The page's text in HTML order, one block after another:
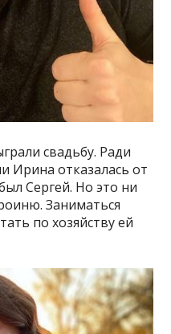
свадьбу. Ради
Ирина отказалась от
Сергей. Но это ни
Заниматься
по хозяйству ей